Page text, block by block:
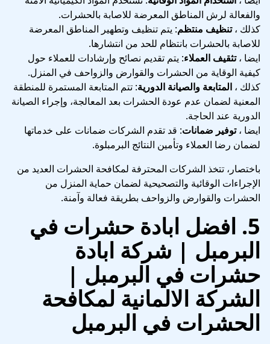
والفعالة لرش المناطق المعرضة للاصابة بالحشرات.
كذلك ،تنظيف منتظم: يتم تنظيف وتطهير المناطق المعرضة
للاصابة بالحشرات بانتظام للحد من انتشارها.
ايضا ،تثقيف العملاء: يتم تقديم نصائح وإرشادات للعملاء حول
كيفية الوقاية من الحشرات والقوارض والزواحف في المنزل.
كذلك ، المتابعة والصيانة الدورية: تتم المتابعة المستمرة للمنطقة
المعنية لضمان عدم عودة الحشرات بعد المعالجة، وإجراء الصيانة
الدورية عند الحاجة.
ايضا ،توفير ضمانات: قد تقدم الشركات ضمانات على خدماتها
لضمان رضا العملاء وتأمين النتائج البرمبلوة.
باختصار، تتخذ الشركات المحترفة لمكافحة الحشرات العديد من
الإجراءات الوقائية والتصحيحية لضمان حماية المنزل من
الحشرات والقوارض والزواحف بطريقة فعالة وآمنة.
5. افضل ابادة حشرات في
البرمبل | شركة ابادة
حشرات في البرمبل |
الشركة الالمانية لمكافحة
الحشرات في البرمبل